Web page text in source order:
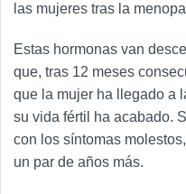
las mujeres tras la
Estas hormonas van
que, tras 12 meses
que la mujer ha llegado a
su vida fértil ha acabado.
con los síntomas
un par de años más.